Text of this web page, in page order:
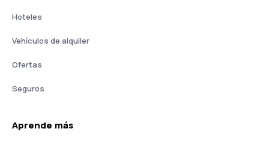
Hoteles
Vehículos de alquiler
Ofertas
Seguros
Aprende más